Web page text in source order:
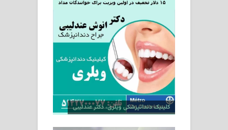
کلینیک دندانپزشکی ویلری، دکتر عندلیبی